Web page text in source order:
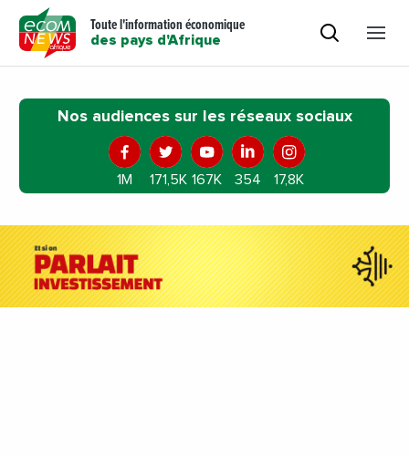
Toute l'information économique
des pays d'Afrique
Nos audiences sur les réseaux sociaux
1M 171,5K 167K 354 17,8K